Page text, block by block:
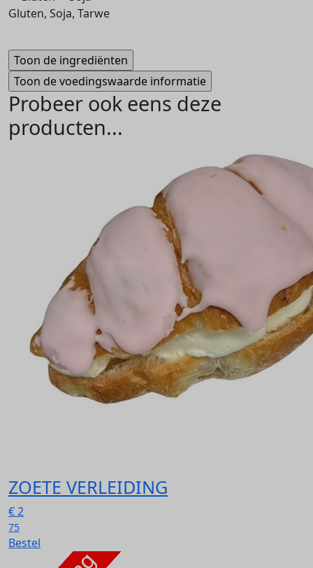
Gluten, Soja, Tarwe
Probeer ook eens deze
producten...
ZOETE VERLEIDING
€2
75
Bestel